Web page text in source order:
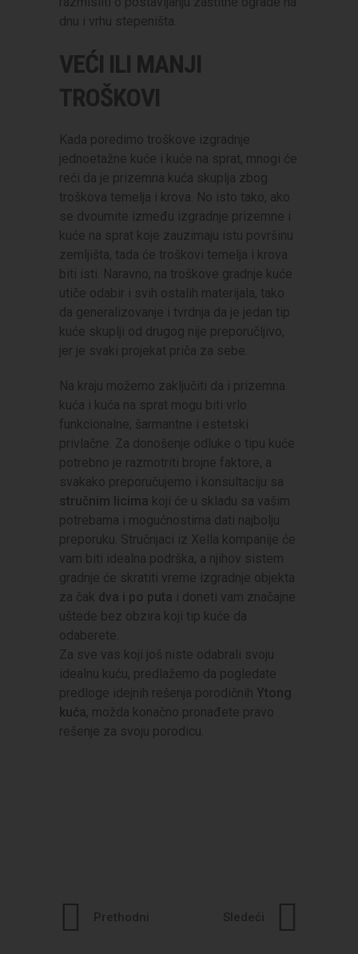
dnu i vrhu stepeništa.
VEĆI ILI MANJI
TROŠKOVI
Kada poredimo troškove izgradnje
jednoetažne kuće i kuće na sprat, mnogi će
reći da je prizemna kuća skuplja zbog
troškova temelja i krova. No isto tako, ako
se dvoumite između izgradnje prizemne i
kuće na sprat koje zauzimaju istu površinu
zemljišta, tada će troškovi temelja i krova
biti isti. Naravno, na troškove gradnje kuće
utiče odabir i svih ostalih materijala, tako
da generalizovanje i tvrdnja da je jedan tip
kuće skuplji od drugog nije preporučljivo,
jer je svaki projekat priča za sebe.
Na kraju možemo zaključiti da i prizemna
kuća i kuća na sprat mogu biti vrlo
funkcionalne, šarmantne i estetski
privlačne. Za donošenje odluke o tipu kuće
potrebno je razmotriti brojne faktore, a
svakako preporučujemo i konsultaciju sa
stručnim licima koji će u skladu sa vašim
potrebama i mogućnostima dati najbolju
preporuku. Stručnjaci iz Xella kompanije će
vam biti idealna podrška, a njihov sistem
gradnje će skratiti vreme izgradnje objekta
za čak dva i po puta i doneti vam značajne
uštede bez obzira koji tip kuće da
odaberete.
Za sve vas koji još niste odabrali svoju
idealnu kuću, predlažemo da pogledate
predloge idejnih rešenja porodičnih Ytong
kuća, možda konačno pronađete pravo
rešenje za svoju porodicu.
Prethodni Sledeći